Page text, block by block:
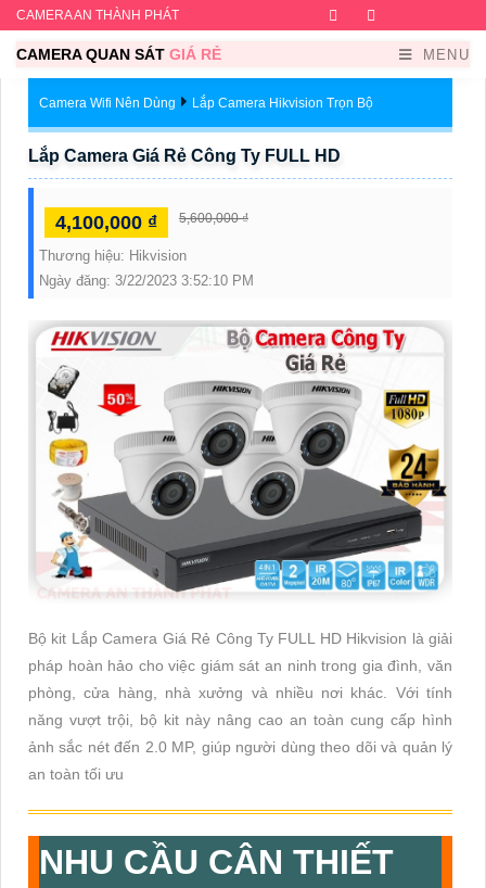
CAMERA AN THÀNH PHÁT Facebook
CAMERA QUAN SÁT GIÁ RẺ MENU
Camera Wifi Nên Dùng Lắp Camera Hikvision Trọn Bộ
Lắp Camera Giá Rẻ Công Ty FULL HD
4,100,000 ₫ 5,600,000 ₫
Thương hiệu: Hikvision
Ngày đăng: 3/22/2023 3:52:10 PM
Bộ kit Lắp Camera Giá Rẻ Công Ty FULL HD Hikvision là giải
pháp hoàn hảo cho việc giám sát an ninh trong gia đình, văn
phòng, cửa hàng, nhà xưởng và nhiều nơi khác. Với tính
năng vượt trội, bộ kit này nâng cao an toàn cung cấp hình
ảnh sắc nét đến 2.0 MP, giúp người dùng theo dõi và quản lý
an toàn tối ưu
NHU CẦU CÂN THIẾT